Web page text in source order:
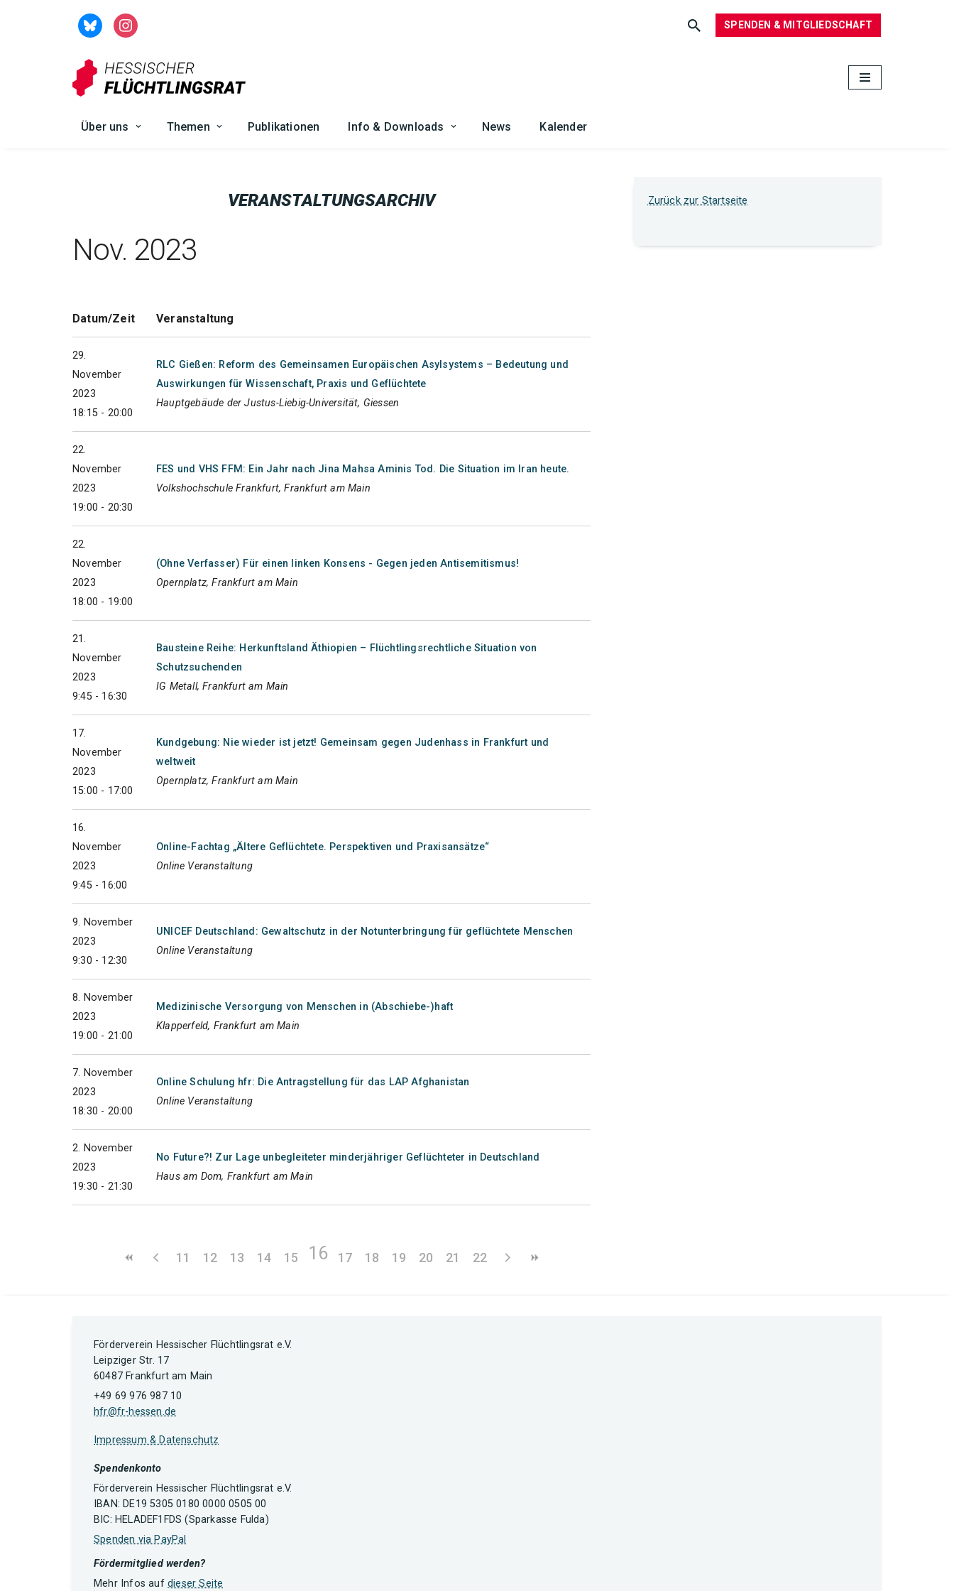
SPENDEN & MITGLIEDSCHAFT
Über uns Themen Publikationen Info & Downloads News Kalender
VERANSTALTUNGSARCHIV
Nov. 2023
Datum/Zeit Veranstaltung
29.
November
2023
18:15 - 20:00
RLC Gießen: Reform des Gemeinsamen Europäischen Asylsystems – Bedeutung und
Auswirkungen für Wissenschaft, Praxis und Geflüchtete
Hauptgebäude der Justus-Liebig-Universität, Giessen
22.
November
2023
19:00 - 20:30
FES und VHS FFM: Ein Jahr nach Jina Mahsa Aminis Tod. Die Situation im Iran heute.
Volkshochschule Frankfurt, Frankfurt am Main
22.
November
2023
18:00 - 19:00
(Ohne Verfasser) Für einen linken Konsens - Gegen jeden Antisemitismus!
Opernplatz, Frankfurt am Main
21.
November
2023
9:45 - 16:30
Bausteine Reihe: Herkunftsland Äthiopien – Flüchtlingsrechtliche Situation von
Schutzsuchenden
IG Metall, Frankfurt am Main
17.
November
2023
15:00 - 17:00
Kundgebung: Nie wieder ist jetzt! Gemeinsam gegen Judenhass in Frankfurt und
weltweit
Opernplatz, Frankfurt am Main
16.
November
2023
9:45 - 16:00
Online-Fachtag „Ältere Geflüchtete. Perspektiven und Praxisansätze“
Online Veranstaltung
9. November
2023
9:30 - 12:30
UNICEF Deutschland: Gewaltschutz in der Notunterbringung für geflüchtete Menschen
Online Veranstaltung
8. November
2023
19:00 - 21:00
Medizinische Versorgung von Menschen in (Abschiebe-)haft
Klapperfeld, Frankfurt am Main
7. November
2023
18:30 - 20:00
Online Schulung hfr: Die Antragstellung für das LAP Afghanistan
Online Veranstaltung
2. November
2023
19:30 - 21:30
No Future?! Zur Lage unbegleiteter minderjähriger Geflüchteter in Deutschland
Haus am Dom, Frankfurt am Main
11 12 13 14 15 16 17 18 19 20 21 22
Zurück zur Startseite
Förderverein Hessischer Flüchtlingsrat e.V.
Leipziger Str. 17
60487 Frankfurt am Main
+49 69 976 987 10
hfr@fr-hessen.de
Impressum & Datenschutz
Spendenkonto
Förderverein Hessischer Flüchtlingsrat e.V.
IBAN: DE19 5305 0180 0000 0505 00
BIC: HELADEF1FDS (Sparkasse Fulda)
Spenden via PayPal
Fördermitglied werden?
Mehr Infos auf dieser Seite